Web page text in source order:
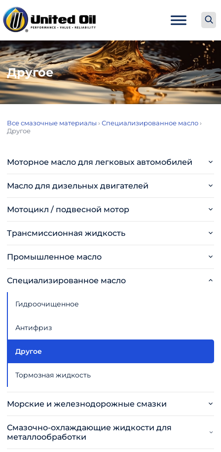
Другое
Все смазочные материалы › Специализированное масло›
Другое
Моторное масло для легковых автомобилей
Масло для дизельных двигателей
Мотоцикл / подвесной мотор
Трансмиссионная жидкость
Промышленное масло
Специализированное масло
Гидроочищенное
Антифриз
Другое
Тормозная жидкость
Морские и железнодорожные смазки
Смазочно-охлаждающие жидкости для
металлообработки